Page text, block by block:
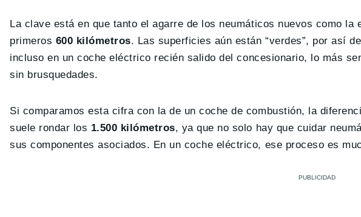
La clave está en que tanto el agarre de los neumáticos nuevos como
primeros 600 kilómetros. Las superficies aún están “verdes”, por así
incluso en un coche eléctrico recién salido del concesionario, lo más
sin brusquedades.
Si comparamos esta cifra con la de un coche de combustión, la
suele rondar los 1.500 kilómetros, ya que no solo hay que cuidar
sus componentes asociados. En un coche eléctrico, ese proceso es